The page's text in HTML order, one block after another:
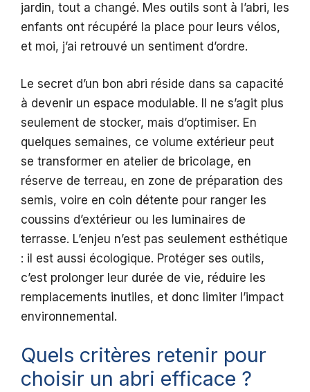
jardin, tout a changé. Mes outils sont à l’abri, les
enfants ont récupéré la place pour leurs vélos,
et moi, j’ai retrouvé un sentiment d’ordre.
Le secret d’un bon abri réside dans sa capacité
à devenir un espace modulable. Il ne s’agit plus
seulement de stocker, mais d’optimiser. En
quelques semaines, ce volume extérieur peut
se transformer en atelier de bricolage, en
réserve de terreau, en zone de préparation des
semis, voire en coin détente pour ranger les
coussins d’extérieur ou les luminaires de
terrasse. L’enjeu n’est pas seulement esthétique
: il est aussi écologique. Protéger ses outils,
c’est prolonger leur durée de vie, réduire les
remplacements inutiles, et donc limiter l’impact
environnemental.
Quels critères retenir pour
choisir un abri efficace ?